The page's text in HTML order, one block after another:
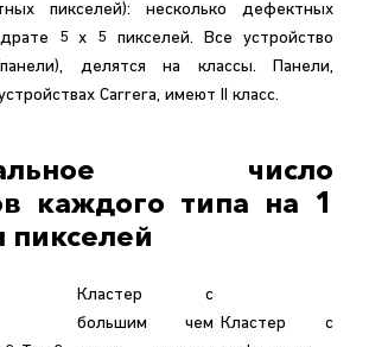
пикселей): несколько дефектных
x 5 пикселей. Все устройство
делятся на классы. Панели,
Carrera, имеют II класс.
число
каждого типа на 1
Кластер с
большим чем Кластер с